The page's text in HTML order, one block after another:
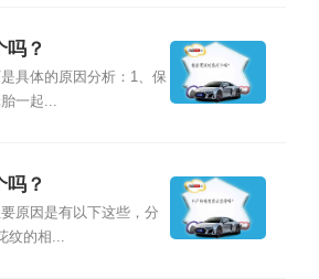
吗？
具体的原因分析：1、保
一起...
吗？
原因是有以下这些，分
纹的相...